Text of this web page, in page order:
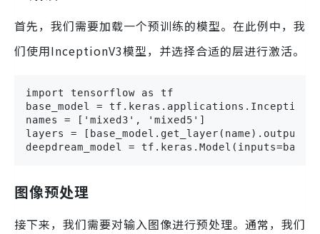
首先，我们需要加载一个预训练的模型。在此例中，我
们使用InceptionV3模型，并选择合适的层进行激活。
import tensorflow as tf
base_model =
names = ['mixed3', 'mixed5']
layers = [base_model.get_layer(name).output
deepdream_model =
图像预处理
接下来，我们需要对输入图像进行预处理。通常，我们